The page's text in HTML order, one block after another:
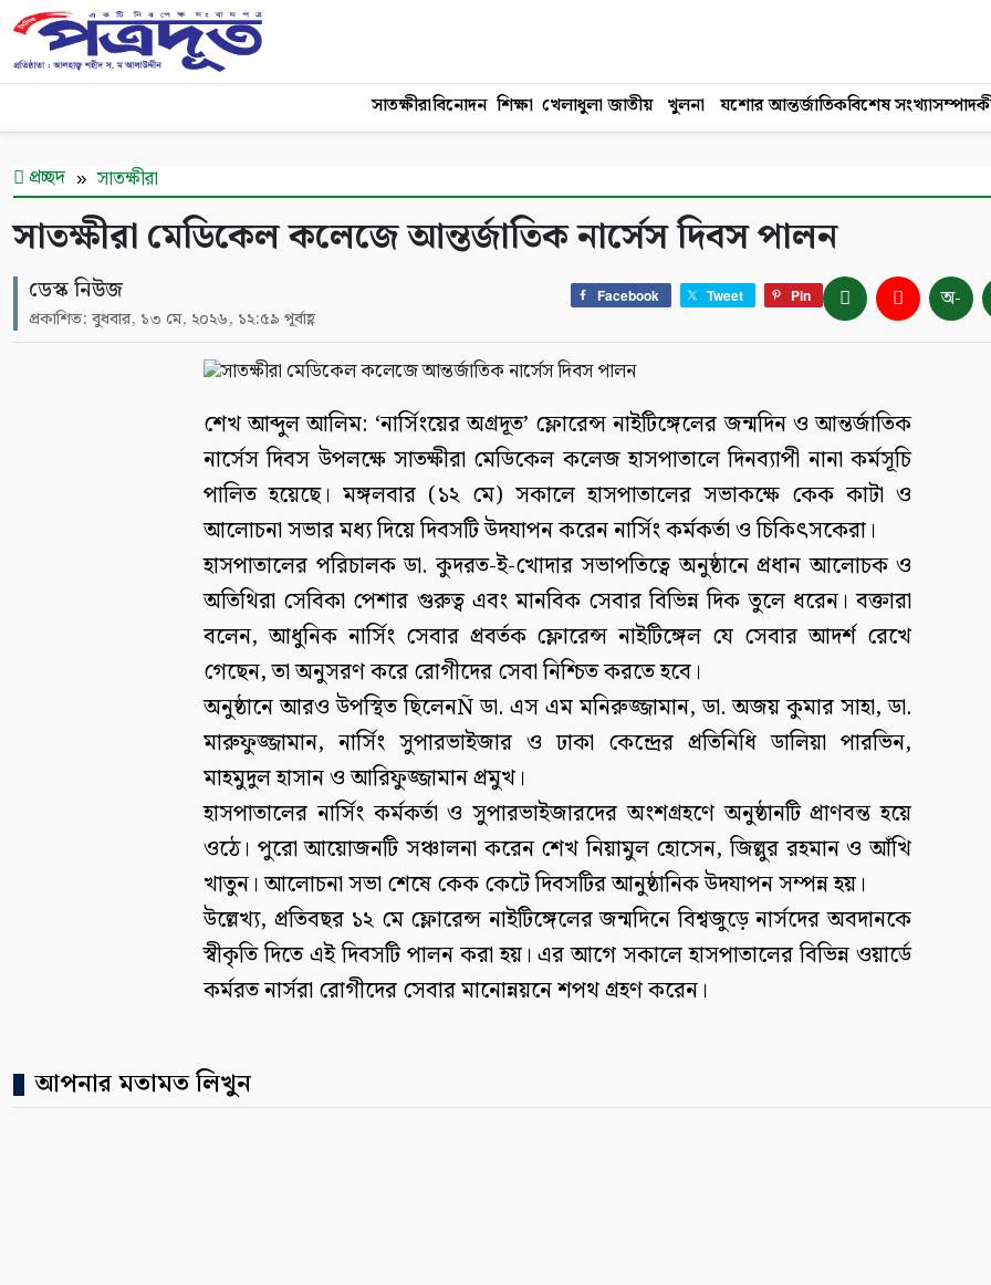
সাতক্ষীরাবিনোদন শিক্ষা খেলাধুলা জাতীয় খুলনা যশোর আন্তর্জাতিকবিশেষ সংখ্যা
প্রচ্ছদ সাতক্ষীরা
সাতক্ষীরা মেডিকেল কলেজে আন্তর্জাতিক নার্সেস দিবস পালন
ডেস্ক নিউজ
প্রকাশিত: বুধবার, ১৩ মে, ২০২৬, ১২:৫৯ পূর্বাহ্ণ
Facebook Tweet Pin অ-
শেখ আব্দুল আলিম: ‘নার্সিংয়ের অগ্রদূত’ ফ্লোরেন্স নাইটিঙ্গেলের জন্মদিন ও আন্তর্জাতিক
নার্সেস দিবস উপলক্ষে সাতক্ষীরা মেডিকেল কলেজ হাসপাতালে দিনব্যাপী নানা কর্মসূচি
পালিত হয়েছে। মঙ্গলবার (১২ মে) সকালে হাসপাতালের সভাকক্ষে কেক কাটা ও
আলোচনা সভার মধ্য দিয়ে দিবসটি উদযাপন করেন নার্সিং কর্মকর্তা ও চিকিৎসকেরা।
হাসপাতালের পরিচালক ডা. কুদরত-ই-খোদার সভাপতিত্বে অনুষ্ঠানে প্রধান আলোচক ও
অতিথিরা সেবিকা পেশার গুরুত্ব এবং মানবিক সেবার বিভিন্ন দিক তুলে ধরেন। বক্তারা
বলেন, আধুনিক নার্সিং সেবার প্রবর্তক ফ্লোরেন্স নাইটিঙ্গেল যে সেবার আদর্শ রেখে
গেছেন, তা অনুসরণ করে রোগীদের সেবা নিশ্চিত করতে হবে।
অনুষ্ঠানে আরও উপস্থিত ছিলেনÑ ডা. এস এম মনিরুজ্জামান, ডা. অজয় কুমার সাহা, ডা.
মারুফুজ্জামান, নার্সিং সুপারভাইজার ও ঢাকা কেন্দ্রের প্রতিনিধি ডালিয়া পারভিন,
মাহমুদুল হাসান ও আরিফুজ্জামান প্রমুখ।
হাসপাতালের নার্সিং কর্মকর্তা ও সুপারভাইজারদের অংশগ্রহণে অনুষ্ঠানটি প্রাণবন্ত হয়ে
ওঠে। পুরো আয়োজনটি সঞ্চালনা করেন শেখ নিয়ামুল হোসেন, জিল্লুর রহমান ও আঁখি
খাতুন। আলোচনা সভা শেষে কেক কেটে দিবসটির আনুষ্ঠানিক উদযাপন সম্পন্ন হয়।
উল্লেখ্য, প্রতিবছর ১২ মে ফ্লোরেন্স নাইটিঙ্গেলের জন্মদিনে বিশ্বজুড়ে নার্সদের অবদানকে
স্বীকৃতি দিতে এই দিবসটি পালন করা হয়। এর আগে সকালে হাসপাতালের বিভিন্ন ওয়ার্ডে
কর্মরত নার্সরা রোগীদের সেবার মানোন্নয়নে শপথ গ্রহণ করেন।
আপনার মতামত লিখুন